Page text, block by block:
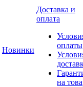
Новинки
Доставка и
оплата
оплаты
на